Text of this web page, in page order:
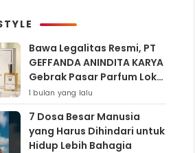
Bawa Legalitas Resmi, PT
GEFFANDA ANINDITA KARYA
Gebrak Pasar Parfum Lokal
Lewat Varian ‘Daily Bliss’
1 bulan yang lalu
7 Dosa Besar Manusia
yang Harus Dihindari untuk
Hidup Lebih Bahagia